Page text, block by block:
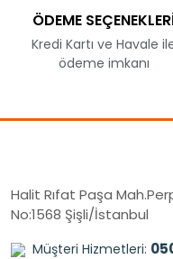
ÖDEME
Kredi Kartı ve Havale
ödeme imkanı
Halit Rıfat Paşa
No:1568 Şişli/İstanbul
Müşteri Hizmetleri: